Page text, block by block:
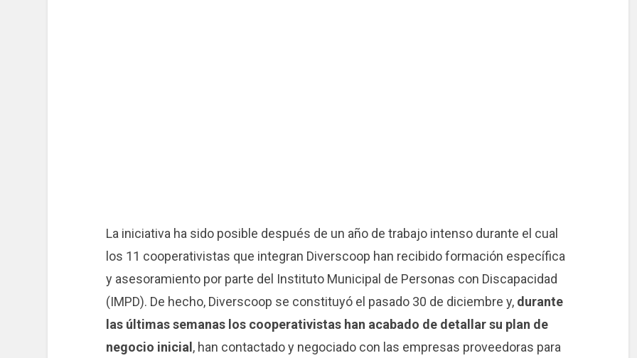
La iniciativa ha sido posible después de un año de trabajo intenso durante el cual
los 11 cooperativistas que integran Diverscoop han recibido formación específica
y asesoramiento por parte del Instituto Municipal de Personas con Discapacidad
(IMPD). De hecho, Diverscoop se constituyó el pasado 30 de diciembre y, durante
las últimas semanas los cooperativistas han acabado de detallar su plan de
negocio inicial, han contactado y negociado con las empresas proveedoras para